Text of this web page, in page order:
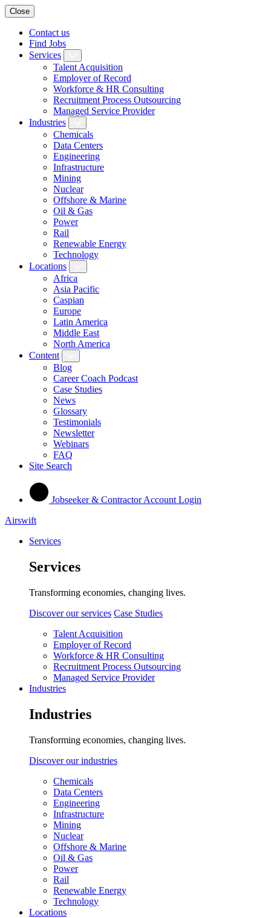
Close
Contact us
Find Jobs
Services
Talent Acquisition
Employer of Record
Workforce & HR Consulting
Recruitment Process Outsourcing
Managed Service Provider
Industries
Chemicals
Data Centers
Engineering
Infrastructure
Mining
Nuclear
Offshore & Marine
Oil & Gas
Power
Rail
Renewable Energy
Technology
Locations
Africa
Asia Pacific
Caspian
Europe
Latin America
Middle East
North America
Content
Blog
Career Coach Podcast
Case Studies
News
Glossary
Testimonials
Newsletter
Webinars
FAQ
Site Search
Jobseeker & Contractor Account Login
Airswift
Services
Services
Transforming economies, changing lives.
Discover our services Case Studies
Talent Acquisition
Employer of Record
Workforce & HR Consulting
Recruitment Process Outsourcing
Managed Service Provider
Industries
Industries
Transforming economies, changing lives.
Discover our industries
Chemicals
Data Centers
Engineering
Infrastructure
Mining
Nuclear
Offshore & Marine
Oil & Gas
Power
Rail
Renewable Energy
Technology
Locations